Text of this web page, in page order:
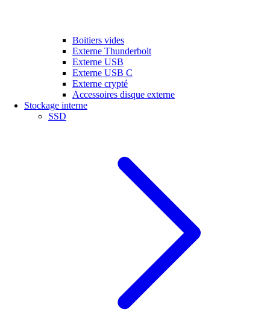
Boitiers vides
Externe Thunderbolt
Externe USB
Externe USB C
Externe crypté
Accessoires disque externe
Stockage interne
SSD